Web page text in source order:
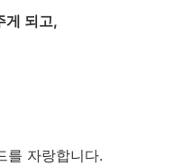
게 되고,
를 자랑합니다.